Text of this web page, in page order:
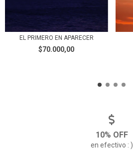
EL PRIMERO EN APARECER
$70.000,00
10% OFF
en efectivo : )